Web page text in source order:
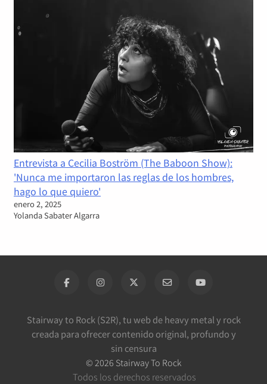
Entrevista a Cecilia Boström (The Baboon Show):
'Nunca me importaron las reglas de los hombres,
hago lo que quiero'
enero 2, 2025
Yolanda Sabater Algarra
Stairway to Rock (S2R), tu web de heavy metal y rock
creada para ofrecer contenido original, profundo y
sin censura
©2026 Stairway To Rock
Todos los derechos reservados